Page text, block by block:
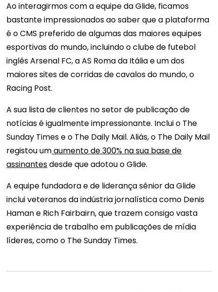
Ao interagirmos com a equipe da Glide, ficamos
bastante impressionados ao saber que a plataforma
é o CMS preferido de algumas das maiores equipes
esportivas do mundo, incluindo o clube de futebol
inglês Arsenal FC, a AS Roma da Itália e um dos
maiores sites de corridas de cavalos do mundo, o
Racing Post.
A sua lista de clientes no setor de publicação de
notícias é igualmente impressionante. Inclui o The
Sunday Times e o The Daily Mail. Aliás, o The Daily Mail
registou umaumento de 300% na sua base de
assinantesdesde que adotou o Glide.
A equipe fundadora e de liderança sênior da Glide
inclui veteranos da indústria jornalística como Denis
Haman e Rich Fairbairn, que trazem consigo vasta
experiência de trabalho em publicações de mídia
líderes, como o The Sunday Times.